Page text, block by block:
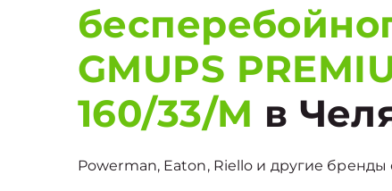
GMUPS
160/33/M в
Powerman, Eaton, Riello и другие бренды